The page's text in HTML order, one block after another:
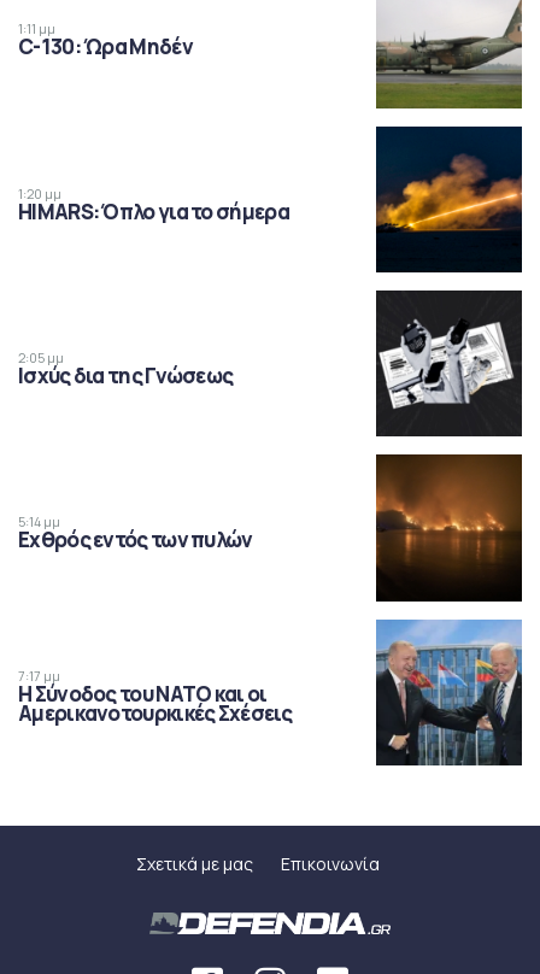
1:11 μμ
C-130: Ώρα Μηδέν
1:20 μμ
HIMARS: Όπλο για το σήμερα
2:05 μμ
Ισχύς δια της Γνώσεως
5:14 μμ
Εχθρός εντός των πυλών
7:17 μμ
Η Σύνοδος του ΝΑΤΟ και οι
Αμερικανοτουρκικές Σχέσεις
Σχετικά με μας Επικοινωνία